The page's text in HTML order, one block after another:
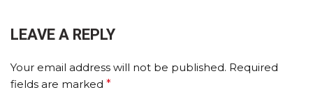
LEAVE A REPLY
Your email address will not be published. Required
fields are marked *